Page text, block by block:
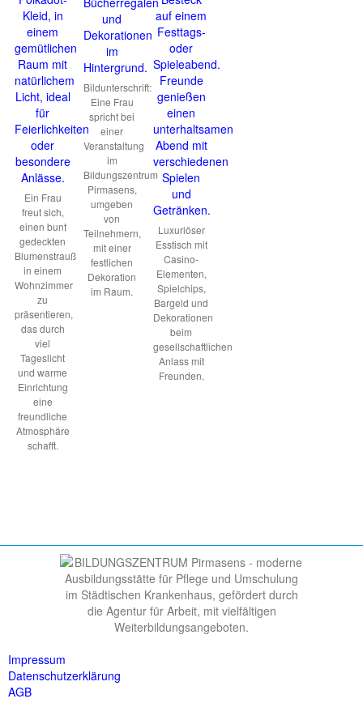
Ein Frau
freut sich,
einen bunt
gedeckten
Blumenstrauß
in einem
Wohnzimmer
zu
präsentieren,
das durch
viel
Tageslicht
und warme
Einrichtung
eine
freundliche
Atmosphäre
schafft.
Bildunterschrift:
Eine Frau
spricht bei
einer
Veranstaltung
im
Bildungszentrum
Pirmasens,
umgeben
von
Teilnehmern,
mit einer
festlichen
Dekoration
im Raum.
Luxuriöser
Esstisch mit
Casino-
Elementen,
Spielchips,
Bargeld und
Dekorationen
beim
gesellschaftlichen
Anlass mit
Freunden.
Impressum
Datenschutzerklärung
AGB